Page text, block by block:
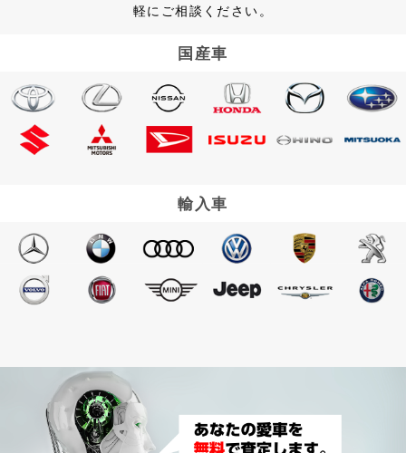
軽にご相談ください。
国産車
輸入車